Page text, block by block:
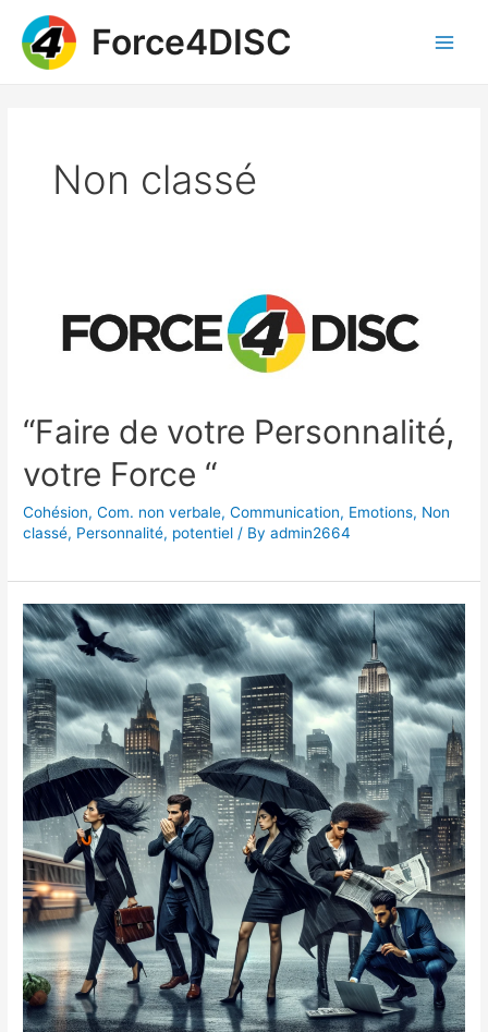
content
Force4DISC
Non classé
“Faire de votre Personnalité,
votre Force “
Cohésion,Com. non verbale,Communication, Emotions, Non
classé, Personnalité, potentiel / Byadmin2664